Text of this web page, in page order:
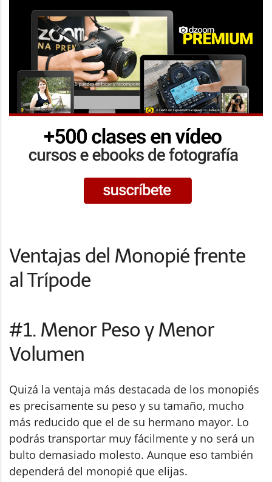
Ventajas del Monopié frente
al Trípode
#1. Menor Peso y Menor
Volumen
Quizá la ventaja más destacada de los monopiés
es precisamente su peso y su tamaño, mucho
más reducido que el de su hermano mayor. Lo
podrás transportar muy fácilmente y no será un
bulto demasiado molesto. Aunque eso también
dependerá del monopié que elijas.